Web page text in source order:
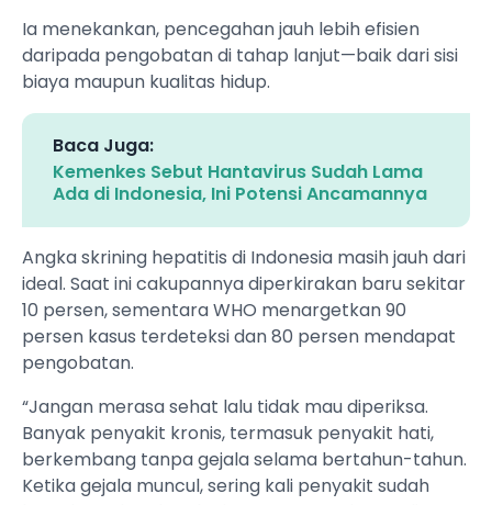
Ia menekankan, pencegahan jauh lebih efisien
daripada pengobatan di tahap lanjut—baik dari sisi
biaya maupun kualitas hidup.
Baca Juga:
Kemenkes Sebut Hantavirus Sudah Lama
Ada di Indonesia, Ini Potensi Ancamannya
Angka skrining hepatitis di Indonesia masih jauh dari
ideal. Saat ini cakupannya diperkirakan baru sekitar
10 persen, sementara WHO menargetkan 90
persen kasus terdeteksi dan 80 persen mendapat
pengobatan.
“Jangan merasa sehat lalu tidak mau diperiksa.
Banyak penyakit kronis, termasuk penyakit hati,
berkembang tanpa gejala selama bertahun-tahun.
Ketika gejala muncul, sering kali penyakit sudah